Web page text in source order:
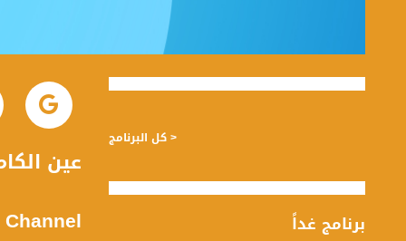
Channel
< كل البرنامج
برنامج غداً